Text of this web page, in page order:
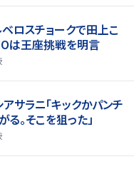
ロスチョークで田上こ
は王座挑戦を明言
サラニ「キックかパンチ
。そこを狙った」